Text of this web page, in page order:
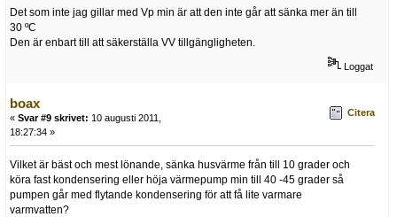
Det som inte jag gillar med Vp min är att den inte går att sänka mer än till
30 ºC
Den är enbart till att säkerställa VV tillgängligheten.
Loggat
boax
« Svar #9 skrivet: 10 augusti 2011,
18:27:34 »
Citera
Vilket är bäst och mest lönande, sänka husvärme från till 10 grader och
köra fast kondensering eller höja värmepump min till 40 -45 grader så
pumpen går med flytande kondensering för att få lite varmare
varmvatten?